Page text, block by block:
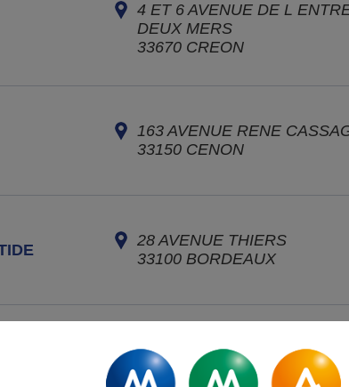
4 ET 6 AVENUE DE L
DEUX MERS
33670 CREON
163 AVENUE RENE
33150 CENON
28 AVENUE THIERS
33100 BORDEAUX
DE
30 COURS DU MARECHAL
33023
BORDEAUX CEDEX